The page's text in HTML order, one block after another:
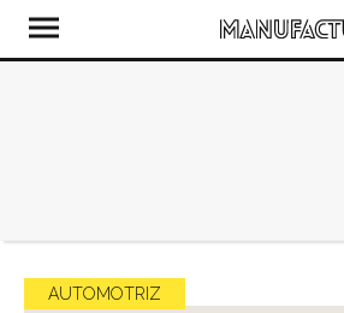
AUTOMOTRIZ